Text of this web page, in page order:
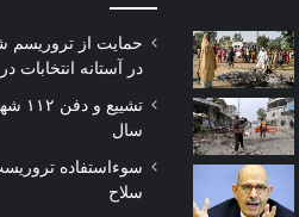
حمایت از تروریسم
در آستانه انتخابات
سال
سوءاستفاده
سلاح